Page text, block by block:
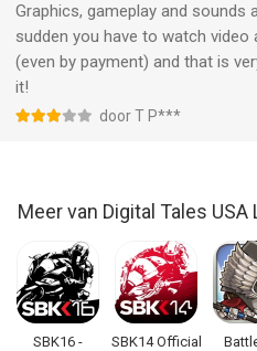
SBK15 - Official Mobile Game
app voor iPhone, iPad en iPod
hoger, geschikt bevonden voor
Graphics, gameplay and sounds
sudden you have to watch
(even by payment) and that is
it!
door T P***
Meer van Digital Tales USA
SBK16 -
SBK14 Official